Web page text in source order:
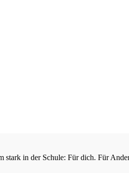
stark in der Schule: Für dich. Für